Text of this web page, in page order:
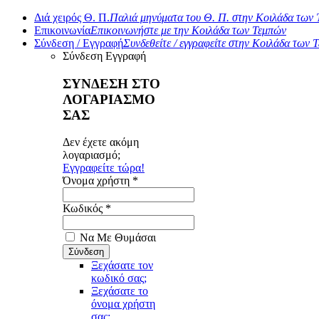
Διά χειρός Θ. Π.Παλιά μηνύματα του Θ. Π. στην Κοιλάδα των
ΕπικοινωνίαΕπικοινωνήστε με την Κοιλάδα των Τεμπών
Σύνδεση / ΕγγραφήΣυνδεθείτε / εγγραφείτε στην Κοιλάδα των
Σύνδεση Εγγραφή
ΣΥΝΔΕΣΗ ΣΤΟ
ΛΟΓΑΡΙΑΣΜΟ
ΣΑΣ
Δεν έχετε ακόμη
λογαριασμό;
Εγγραφείτε τώρα!
Όνομα χρήστη *
Κωδικός *
Να Με Θυμάσαι
Ξεχάσατε τον
κωδικό σας;
Ξεχάσατε το
όνομα χρήστη